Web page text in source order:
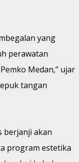
yang
perawatan
Medan,” ujar
tangan
berjanji akan
program estetika